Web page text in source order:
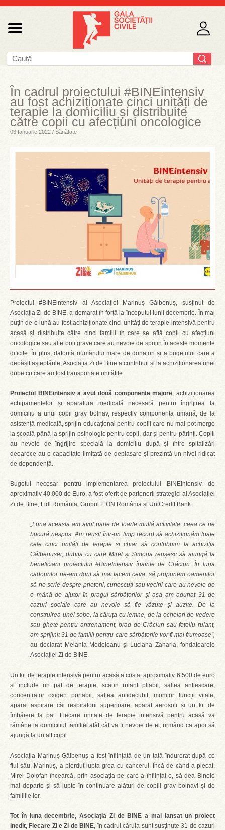
În cadrul proiectului #BINEintensiv
au fost achiziționate cinci unități de
terapie la domiciliu și distribuite
către copii cu afecțiuni oncologice
03 Ianuarie 2022 / Sănătate
Proiectul #BINEintensiv al Asociației Marinuș Gălbenuș, susținut de
Asociația Zi de BINE, a demarat în forță la începutul lunii decembrie. În mai
puțin de o lună au fost achiziționate cinci unități de terapie intensivă pentru
acasă și distribuite către cinci familii în care se află copii cu afecțiuni
oncologice sau alte boli grave care au nevoie de sprijin în aceste momente
dificile. În plus, datorită numărului mare de donatori și a bugetului care a
depășit așteptările, Asociația Zi de Bine a contribuit și la achiziționarea unei
dube cu care au fost transportate unitățile.
Proiectul BINEintensiv a avut două componente majore, achiziționarea
echipamentelor și aparatura medicală necesară pentru îngrijirea la
domiciliu a unui copil grav bolnav, respectiv componenta umană, de la
asistență medicală, sprijin educațional pentru copiii care nu mai pot merge
la școală până la sprijin psihologic pentru copii, dar și pentru părinți. Copiii
au nevoie de îngrijire specială la domiciliu după și între spitalizări
deoarece au o capacitate limitată de deplasare și prezintă un nivel ridicat
de dependență.
Bugetul necesar pentru implementarea proiectului BINEintensiv, de
aproximativ 40.000 de Euro, a fost oferit de partenerii strategici ai Asociației
Zi de Bine, Lidl România, Grupul E.ON România și UniCredit Bank.
„Luna aceasta am avut parte de foarte multă activitate, ceea ce ne
bucură nespus. Am reușit într-un timp record să achiziționăm toate
cele cinci unități de terapie și chiar să contribuim la achiziția
Gălbenușei, dubița cu care Mirel și Simona reușesc să ajungă la
beneficiarii proiectului #BineIntensiv înainte de Crăciun. În luna
cadourilor ne-am dorit să mai facem ceva, să propunem oamenilor
să ne scrie despre prieteni, cunoscuți sau vecini care au nevoie de
o mână de ajutor în pragul sărbătorilor și așa am adunat 31 de
cazuri sociale care au nevoie să fie văzute și auzite. De la
construirea unei sobe, la căruța cu lemne, de la ochelari de vedere
sau ghete pentru antrenament, brad de Crăciun sau fotoliu rulant,
am sprijinit 31 de familii pentru care sărbătorile vor fi mai frumoase”,
au declarat Melania Medeleanu și Luciana Zaharia, fondatoarele
Asociației Zi de BINE.
Un kit de terapie intensivă pentru acasă a costat aproximativ 6.500 de euro
și include un pat de terapie, scaun rulant pliabil, saltea antiescare,
concentrator oxigen portabil, saltea antidecubit, monitor funcții vitale,
aparat aspirare căi respiratorii superioare, aparat aerosoli și un kit de
îmbăiere la pat. Fiecare unitate de terapie intensivă pentru acasă va
rămâne la domiciliul familiei atât cât va fi nevoie de el, urmând ca apoi să
ajungă la un alt copil.
Asociația Marinuș Gălbenuș a fost înființată de un tată îndurerat după ce
fiul său, Marinuș, a pierdut lupta grea cu cancerul. Încă de când a plecat,
Mirel Dolofan încearcă, prin asociația pe care a înființat-o, să dea Binele
mai departe și să lupte în continuare alături de copiii grav bolnavi și de
familiile lor.
Tot în luna decembrie, Asociația Zi de BINE a mai lansat un proiect
inedit, Fiecare Zi e Zi de BINE, în cadrul căruia sunt susținute 31 de cazuri